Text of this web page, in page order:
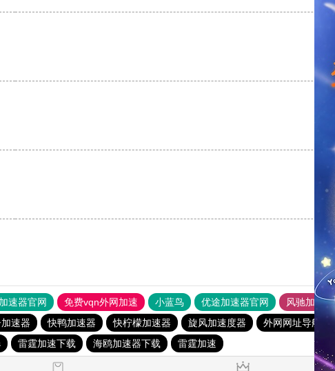
速器官网 免费vqn外网加速 小蓝鸟 优途加速器官网 风驰加速器
速器 快鸭加速器 快柠檬加速器 旋风加速度器 外网网址导航
雷霆加速下载 海鸥加速器下载 雷霆加速